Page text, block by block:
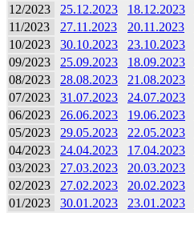
12/2023 25.12.2023 18.12.2023
11/2023
27.11.2023 20.11.2023
10/2023
30.10.2023 23.10.2023
09/2023
25.09.2023 18.09.2023
08/2023
28.08.2023 21.08.2023
07/2023
31.07.2023 24.07.2023
06/2023
26.06.2023 19.06.2023
05/2023
29.05.2023 22.05.2023
04/2023
24.04.2023 17.04.2023
03/2023
27.03.2023 20.03.2023
02/2023
27.02.2023 20.02.2023
01/2023
30.01.2023 23.01.2023